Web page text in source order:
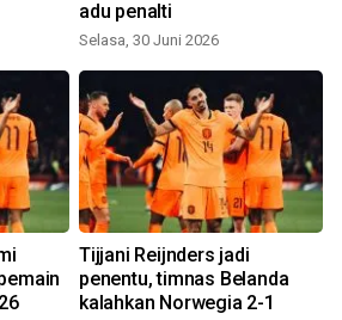
adu penalti
Selasa, 30 Juni 2026
Tijjani Reijnders jadi
penentu, timnas Belanda
kalahkan Norwegia 2-1